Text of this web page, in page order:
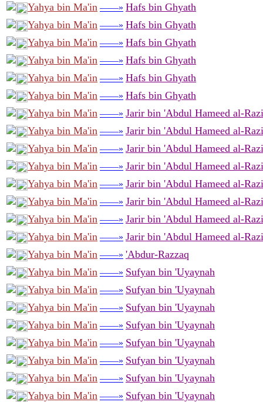
Yahya bin Ma'in ——» Hafs bin Ghyath
Yahya bin Ma'in ——» Hafs bin Ghyath
Yahya bin Ma'in ——» Hafs bin Ghyath
Yahya bin Ma'in ——» Hafs bin Ghyath
Yahya bin Ma'in ——» Hafs bin Ghyath
Yahya bin Ma'in ——» Hafs bin Ghyath
Yahya bin Ma'in ——» Jarir bin 'Abdul Hameed al-Razi
Yahya bin Ma'in ——» Jarir bin 'Abdul Hameed al-Razi
Yahya bin Ma'in ——» Jarir bin 'Abdul Hameed al-Razi
Yahya bin Ma'in ——» Jarir bin 'Abdul Hameed al-Razi
Yahya bin Ma'in ——» Jarir bin 'Abdul Hameed al-Razi
Yahya bin Ma'in ——» Jarir bin 'Abdul Hameed al-Razi
Yahya bin Ma'in ——» Jarir bin 'Abdul Hameed al-Razi
Yahya bin Ma'in ——» Jarir bin 'Abdul Hameed al-Razi
Yahya bin Ma'in ——» 'Abdur-Razzaq
Yahya bin Ma'in ——» Sufyan bin 'Uyaynah
Yahya bin Ma'in ——» Sufyan bin 'Uyaynah
Yahya bin Ma'in ——» Sufyan bin 'Uyaynah
Yahya bin Ma'in ——» Sufyan bin 'Uyaynah
Yahya bin Ma'in ——» Sufyan bin 'Uyaynah
Yahya bin Ma'in ——» Sufyan bin 'Uyaynah
Yahya bin Ma'in ——» Sufyan bin 'Uyaynah
Yahya bin Ma'in ——» Sufyan bin 'Uyaynah